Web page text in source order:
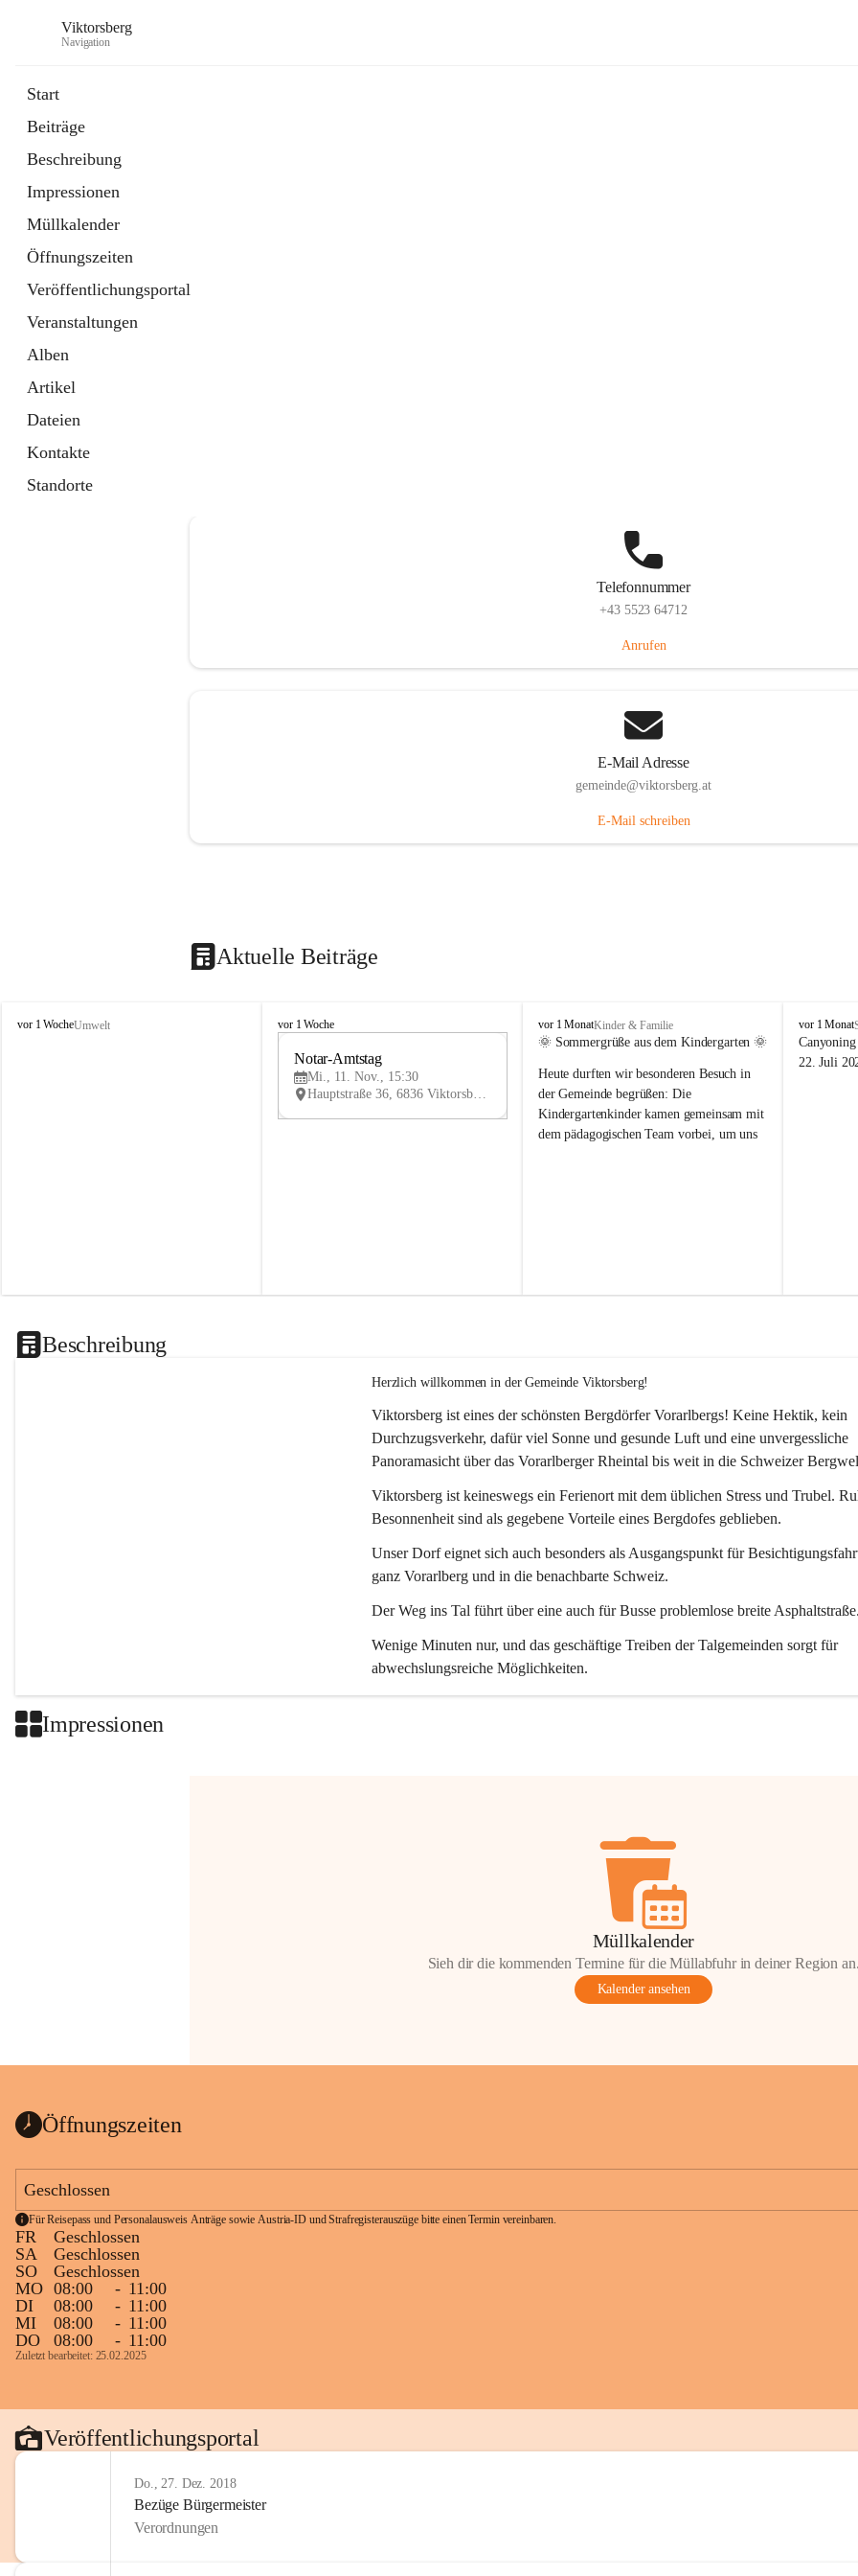
Viktorsberg
Navigation
Start
Beiträge
Beschreibung
Impressionen
Müllkalender
Öffnungszeiten
Veröffentlichungsportal
Veranstaltungen
Alben
Artikel
Dateien
Kontakte
Standorte
Telefonnummer
+43 5523 64712
Anrufen
E-Mail Adresse
gemeinde@viktorsberg.at
E-Mail schreiben
Aktuelle Beiträge
V
vor 1 WocheUmwelt
V
vor 1 Woche
V
Notar-Amtstag
Mi., 11. Nov., 15:30
Hauptstraße 36, 6836 Viktorsberg, AUT
V
i
t
o
r
s
vor 1 MonatKinder & Familie
🌞 Sommergrüße aus dem Kindergarten 🌞
Heute durften wir besonderen Besuch in
der Gemeinde begrüßen: Die
Kindergartenkinder kamen gemeinsam mit
dem pädagogischen Team vorbei, um uns
V
i
k
vor 1 Monat
22. Juli
Beschreibung
Herzlich willkommen in der Gemeinde Viktorsberg!
Viktorsberg ist eines der schönsten Bergdörfer Vorarlbergs! Keine Hektik, kein
Durchzugsverkehr, dafür viel Sonne und gesunde Luft und eine unvergessliche
Panoramasicht über das Vorarlberger Rheintal bis weit in die Schweizer
Viktorsberg ist keineswegs ein Ferienort mit dem üblichen Stress und Trubel.
Besonnenheit sind als gegebene Vorteile eines Bergdofes geblieben.
Unser Dorf eignet sich auch besonders als Ausgangspunkt für
ganz Vorarlberg und in die benachbarte Schweiz.
Der Weg ins Tal führt über eine auch für Busse problemlose breite
Wenige Minuten nur, und das geschäftige Treiben der Talgemeinden sorgt für
abwechslungsreiche Möglichkeiten.
Impressionen
Müllkalender
Sieh dir die kommenden Termine für die Müllabfuhr in deiner Region
Kalender ansehen
Öffnungszeiten
Geschlossen
Für Reisepass und Personalausweis Anträge sowie Austria-ID und Strafregisterauszüge bitte einen Termin vereinbaren.
FR
Geschlossen
SA
Geschlossen
SO
Geschlossen
MO 08:00 - 11:00
DI
08:00 - 11:00
MI
08:00 - 11:00
DO
08:00 - 11:00
Zuletzt bearbeitet: 25.02.2025
Veröffentlichungsportal
Do., 27. Dez. 2018
Bezüge Bürgermeister
Verordnungen